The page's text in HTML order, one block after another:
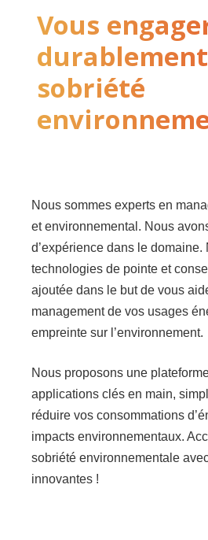
Vous
sobriété
Nous sommes experts en
et environnemental. Nous
d’expérience dans le
technologies de pointe et
ajoutée dans le but de vous
management de vos usages
empreinte sur l’environnement.
Nous proposons une
applications clés en main,
réduire vos consommations
impacts environnementaux.
sobriété environnementale
innovantes !